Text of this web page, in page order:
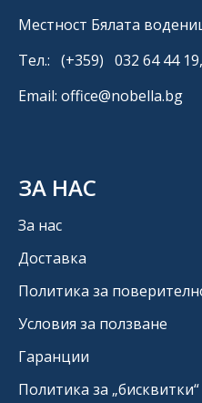
Местност Бялата
Тел.: (+359) 032 64 44
Email: office@nobella.bg
ЗА НАС
За нас
Доставка
Политика за
Условия за ползване
Гаранции
Политика за „бисквитки“